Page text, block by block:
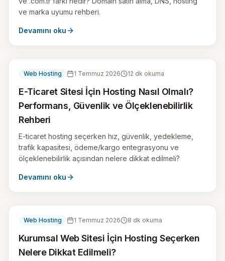
ve marka uyumu rehberi.
Devamını oku
Web Hosting 1 Temmuz 2026 12 dk okuma
E-Ticaret Sitesi İçin Hosting Nasıl Olmalı?
Performans, Güvenlik ve Ölçeklenebilirlik
Rehberi
E-ticaret hosting seçerken hız, güvenlik, yedekleme,
trafik kapasitesi, ödeme/kargo entegrasyonu ve
ölçeklenebilirlik açısından nelere dikkat edilmeli?
Devamını oku
Web Hosting 1 Temmuz 2026 8 dk okuma
Kurumsal Web Sitesi İçin Hosting Seçerken
Nelere Dikkat Edilmeli?